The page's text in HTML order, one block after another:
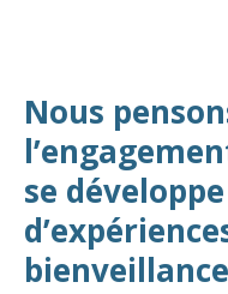
Nous
se
bienveillance